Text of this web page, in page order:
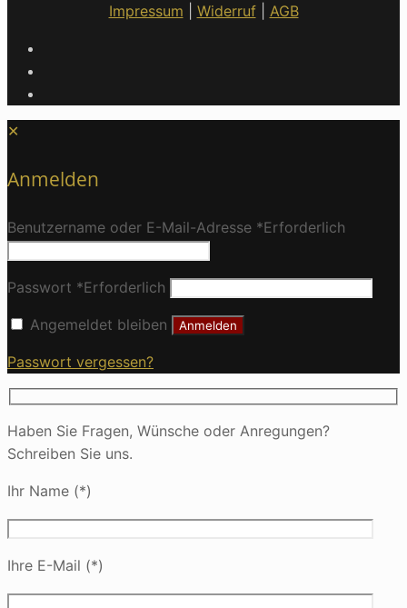
Impressum Widerruf| AGB
✕
Anmelden
Benutzername oder E-Mail-Adresse *Erforderlich
Passwort *Erforderlich
Angemeldet bleiben Anmelden
Passwort vergessen?
Haben Sie Fragen, Wünsche oder Anregungen?
Schreiben Sie uns.
Ihr Name (*)
Ihre E-Mail (*)